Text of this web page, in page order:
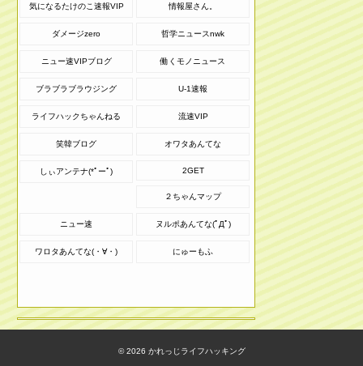
気になるたけのこ速報VIP 情報屋さん。
ダメージzero 哲学ニュースnwk
ニュー速VIPブログ 働くモノニュース
ブラブラブラウジング U-1速報
ライフハックちゃんねる 流速VIP
笑韓ブログ オワタあんてな
しぃアンテナ(*ﾟーﾟ) 2GET
２ちゃんマップ
ニュー速 ヌルポあんてな(ﾟДﾟ)
ワロタあんてな(・∀・) にゅーもふ
© 2026 かれっじライフハッキング